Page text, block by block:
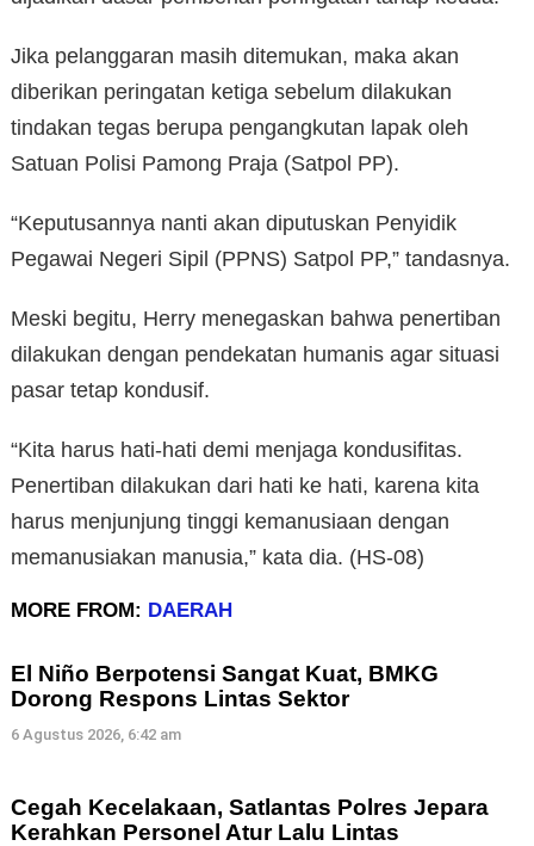
Jika pelanggaran masih ditemukan, maka akan
diberikan peringatan ketiga sebelum dilakukan
tindakan tegas berupa pengangkutan lapak oleh
Satuan Polisi Pamong Praja (Satpol PP).
“Keputusannya nanti akan diputuskan Penyidik
Pegawai Negeri Sipil (PPNS) Satpol PP,” tandasnya.
Meski begitu, Herry menegaskan bahwa penertiban
dilakukan dengan pendekatan humanis agar situasi
pasar tetap kondusif.
“Kita harus hati-hati demi menjaga kondusifitas.
Penertiban dilakukan dari hati ke hati, karena kita
harus menjunjung tinggi kemanusiaan dengan
memanusiakan manusia,” kata dia. (HS-08)
MORE FROM: DAERAH
El Niño Berpotensi Sangat Kuat, BMKG
Dorong Respons Lintas Sektor
6 Agustus 2026, 6:42 am
Cegah Kecelakaan, Satlantas Polres Jepara
Kerahkan Personel Atur Lalu Lintas